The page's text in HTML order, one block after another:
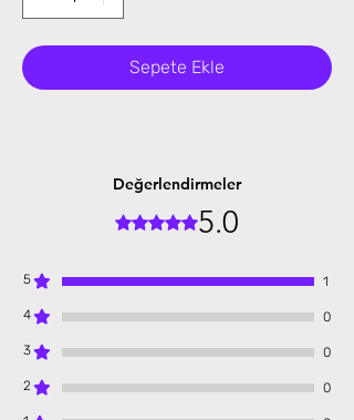
Sepete Ekle
Değerlendirmeler
5 üzerinden 5 yıldız
5.0
5 1
4 0
3 0
2 0